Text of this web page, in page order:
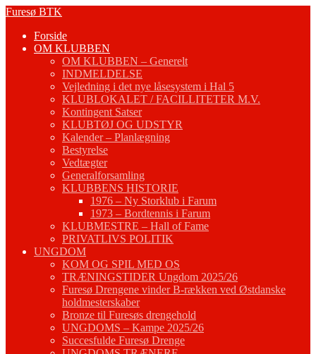
Fortsæt
indhold
Furesø BTK
Forside
OM KLUBBEN
OM KLUBBEN – Generelt
INDMELDELSE
Vejledning i det nye låsesystem i Hal 5
KLUBLOKALET / FACILLITETER M.V.
Kontingent Satser
KLUBTØJ OG UDSTYR
Kalender – Planlægning
Bestyrelse
Vedtægter
Generalforsamling
KLUBBENS HISTORIE
1976 – Ny Storklub i Farum
1973 – Bordtennis i Farum
KLUBMESTRE – Hall of Fame
PRIVATLIVS POLITIK
UNGDOM
KOM OG SPIL MED OS
TRÆNINGSTIDER Ungdom 2025/26
Furesø Drengene vinder B-rækken ved Østdanske
holdmesterskaber
Bronze til Furesøs drengehold
UNGDOMS – Kampe 2025/26
Succesfulde Furesø Drenge